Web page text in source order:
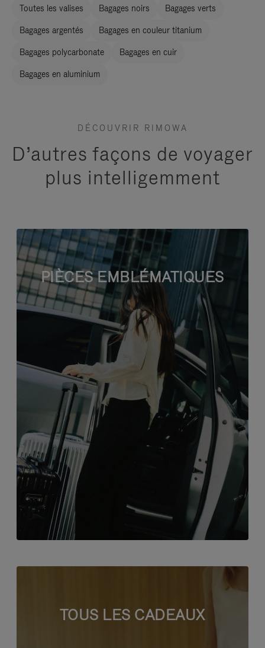
Toutes les valises Bagages noirs Bagages verts
Bagages argentés Bagages en couleur titanium
Bagages polycarbonate Bagages en cuir
Bagages en aluminium
DÉCOUVRIR RIMOWA
D’autres façons de voyager
plus intelligemment
PIÈCES EMBLÉMATIQUES
TOUS LES CADEAUX